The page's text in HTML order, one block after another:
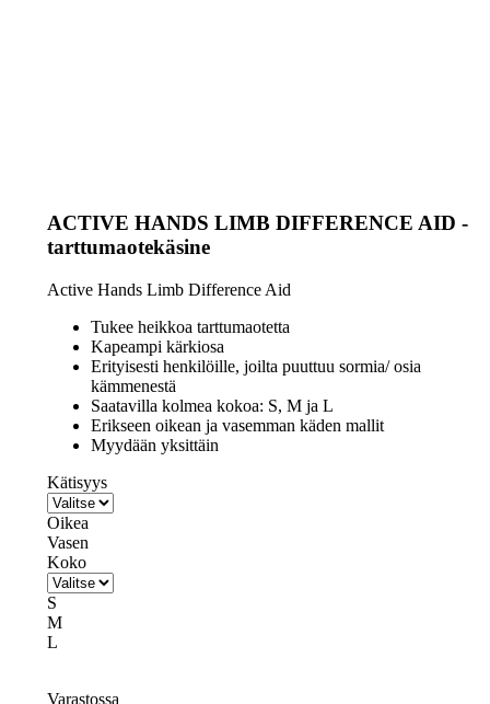
ACTIVE HANDS LIMB DIFFERENCE AID -
tarttumaotekäsine
Active Hands Limb Difference Aid
Tukee heikkoa tarttumaotetta
Kapeampi kärkiosa
Erityisesti henkilöille, joilta puuttuu sormia/ osia
kämmenestä
Saatavilla kolmea kokoa: S, M ja L
Erikseen oikean ja vasemman käden mallit
Myydään yksittäin
Kätisyys
Oikea
Vasen
Koko
S
M
L
Varastossa